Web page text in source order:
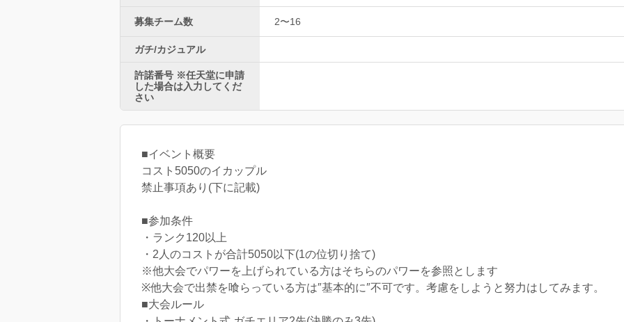
募集チーム数 2〜16
ガチ/カジュアル
許諾番号 ※任天堂に申請
した場合は入力してくだ
さい
■イベント概要
コスト5050のイカップル
禁止事項あり(下に記載)
■参加条件
・ランク120以上
・2人のコストが合計5050以下(1の位切り捨て)
※他大会でパワーを上げられている方はそちらのパワーを参照とします
※他大会で出禁を喰らっている方は″基本的に″不可です。考慮をしようと努力はしてみます。
■大会ルール